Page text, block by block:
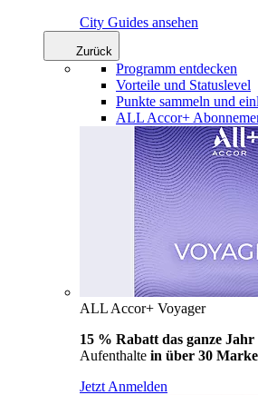
City Guides ansehen
Zurück
Programm entdecken
Vorteile und Statuslevel
Punkte sammeln und
ALL Accor+
ALL Accor+ Voyager
15 % Rabatt das ganze Jahr
Aufenthalte in über 30
Jetzt Anmelden